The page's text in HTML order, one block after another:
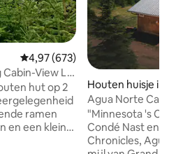
Gemiddelde beoordeling van
4,97 (673)
Cabin-View L
hut op 2
ramen
en een klein
Houten huisje in
is
Agua Norte
Sauna
"Minnesota 's
Condé Nast en
Chronicles, Agua